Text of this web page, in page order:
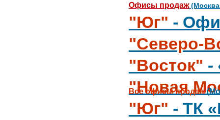
Офисы продаж(Москва
"Юг" -
"Северо-
"Восток" -
"Новая
"Юг" - ТК
Все офисы продаж